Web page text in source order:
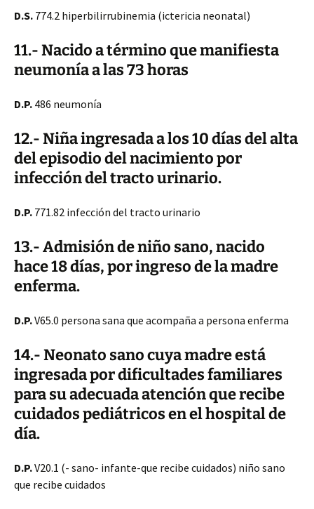
D.S. 774.2 hiperbilirrubinemia (ictericia neonatal)
11.- Nacido a término que manifiesta
neumonía a las 73 horas
D.P. 486 neumonía
12.- Niña ingresada a los 10 días del alta
del episodio del nacimiento por
infección del tracto urinario.
D.P. 771.82 infección del tracto urinario
13.- Admisión de niño sano, nacido
hace 18 días, por ingreso de la madre
enferma.
D.P.V65.0 persona sana que acompaña a persona enferma
14.- Neonato sano cuya madre está
ingresada por dificultades familiares
para su adecuada atención que recibe
cuidados pediátricos en el hospital de
día.
D.P.V20.1 (- sano- infante-que recibe cuidados) niño sano
que recibe cuidados